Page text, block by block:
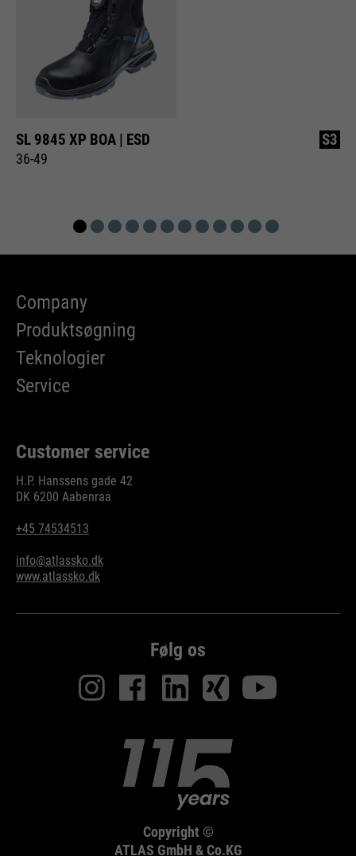
SL 9845 XP BOA | ESD
36-49
S3
Company
Produktsøgning
Teknologier
Service
Customer service
H.P. Hanssens gade 42
DK 6200 Aabenraa
+45 74534513
info@atlassko.dk
www.atlassko.dk
Følg os
Copyright ©
ATLAS GmbH & Co.KG